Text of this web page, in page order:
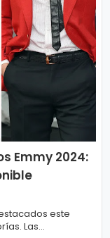
Emmy 2024:
este
Las